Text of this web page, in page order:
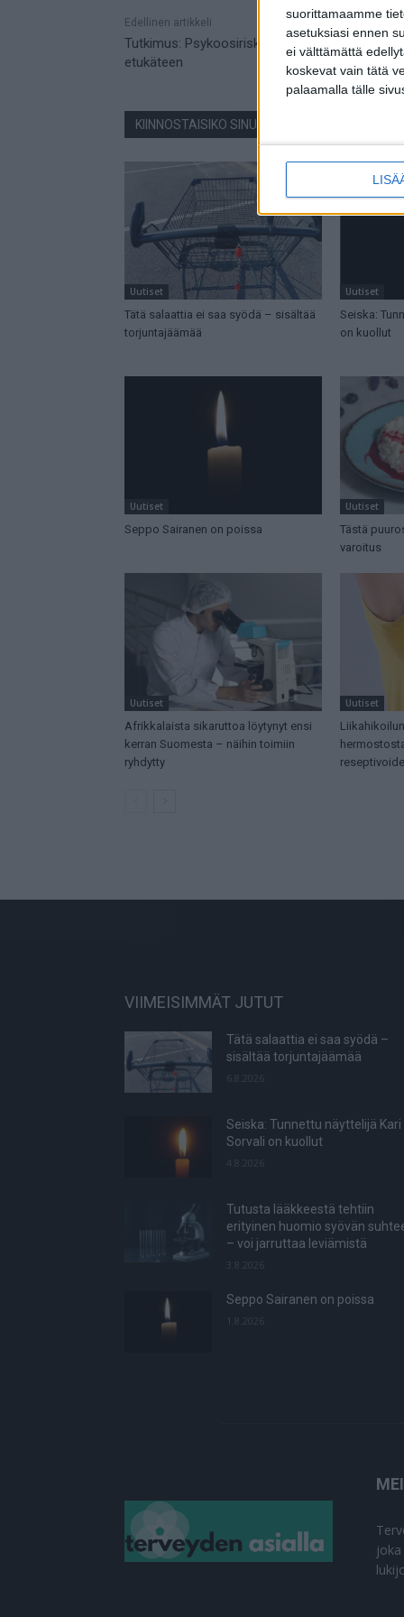
suorittamaamme
asetuksiasi ennen
ei välttämättä
koskevat vain tätä
palaamalla tälle
Mainos
Edellinen artikkeli
Tutkimus: Psykoosiriskin voi havaita vuosia
etukäteen
KIINNOSTAISIKO SINUA NÄMÄ JUTUT?
Uutiset
Tätä salaattia ei saa syödä – sisältää
torjuntajäämää
Uutiset
Seiska:
on kuollut
Uutiset
Seppo Sairanen on poissa
Uutiset
Tästä
varoitus
Uutiset
Afrikkalaista sikaruttoa löytynyt ensi
kerran Suomesta – näihin toimiin
ryhdytty
Uutiset
VIIMEISIMMÄT JUTUT
Tätä salaattia ei saa syödä –
sisältää torjuntajäämää
6.8.2026
Seiska: Tunnettu näyttelijä Kari
Sorvali on kuollut
4.8.2026
Tutusta lääkkeestä tehtiin
erityinen huomio syövän
– voi jarruttaa leviämistä
3.8.2026
Seppo Sairanen on poissa
1.8.2026